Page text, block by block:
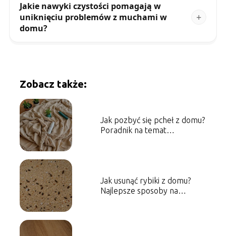
Jakie nawyki czystości pomagają w
uniknięciu problemów z muchami w
domu?
Zobacz także:
Jak pozbyć się pcheł z domu?
Poradnik na temat
Jak usunąć rybiki z domu?
Najlepsze sposoby na